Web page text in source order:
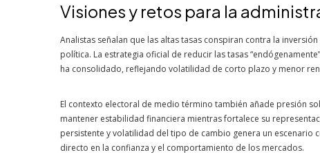
Visiones y retos para la
Analistas señalan que las altas tasas conspiran contra la
política. La estrategia oficial de reducir las tasas
ha consolidado, reflejando volatilidad de corto plazo y menor
El contexto electoral de medio término también añade presión
mantener estabilidad financiera mientras fortalece su
persistente y volatilidad del tipo de cambio genera un
directo en la confianza y el comportamiento de los mercados.